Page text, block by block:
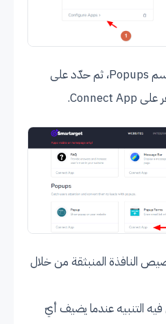
مرّر لأسفل حتى تصل إلى قسم Popups، ثم حدّد على
النافذة المنبثقة من خلال
التنبيه عندما يضيف أيّ